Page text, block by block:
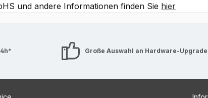
und andere Informationen finden Sie hier
Große Auswahl an Hardware-